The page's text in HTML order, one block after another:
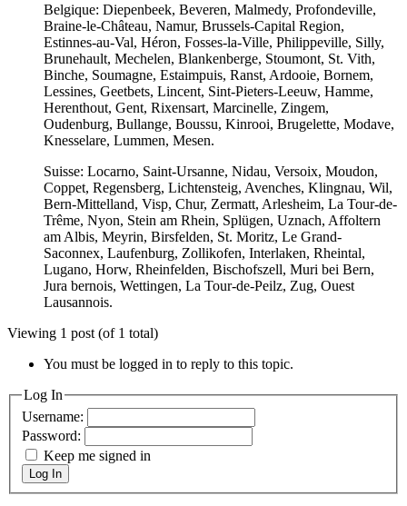
Belgique: Diepenbeek, Beveren, Malmedy, Profondeville,
Braine-le-Château, Namur, Brussels-Capital Region,
Estinnes-au-Val, Héron, Fosses-la-Ville, Philippeville, Silly,
Brunehault, Mechelen, Blankenberge, Stoumont, St. Vith,
Binche, Soumagne, Estaimpuis, Ranst, Ardooie, Bornem,
Lessines, Geetbets, Lincent, Sint-Pieters-Leeuw, Hamme,
Herenthout, Gent, Rixensart, Marcinelle, Zingem,
Oudenburg, Bullange, Boussu, Kinrooi, Brugelette, Modave,
Knesselare, Lummen, Mesen.
Suisse: Locarno, Saint-Ursanne, Nidau, Versoix, Moudon,
Coppet, Regensberg, Lichtensteig, Avenches, Klingnau, Wil,
Bern-Mittelland, Visp, Chur, Zermatt, Arlesheim, La Tour-de-
Trême, Nyon, Stein am Rhein, Splügen, Uznach, Affoltern
am Albis, Meyrin, Birsfelden, St. Moritz, Le Grand-
Saconnex, Laufenburg, Zollikofen, Interlaken, Rheintal,
Lugano, Horw, Rheinfelden, Bischofszell, Muri bei Bern,
Jura bernois, Wettingen, La Tour-de-Peilz, Zug, Ouest
Lausannois.
Viewing 1 post (of 1 total)
You must be logged in to reply to this topic.
Log In
Username:
Password:
Keep me signed in
Log In